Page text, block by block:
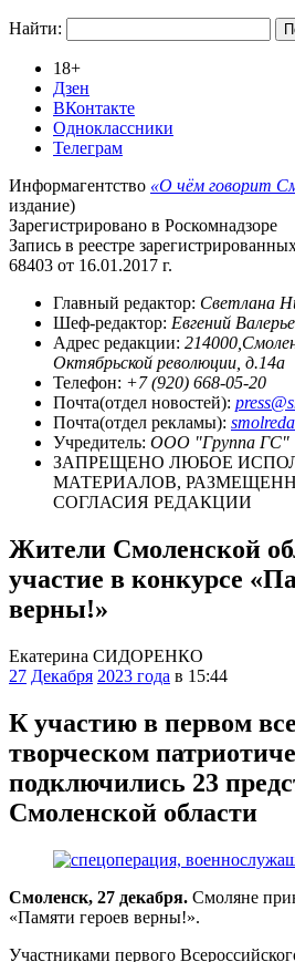
Найти:
18+
Дзен
ВКонтакте
Одноклассники
Телеграм
Информагентство «О чём говорит
издание)
Зарегистрировано в Роскомнадзоре
Запись в реестре
68403 от 16.01.2017 г.
Главный редактор: Светлана
Шеф-редактор: Евгений
Адрес редакции:
Октябрьской революции, д.14а
Телефон: +7 (920) 668-05-20
Почта(отдел новостей):
Почта(отдел рекламы):
Учредитель: ООО "Группа ГС"
ЗАПРЕЩЕНО ЛЮБОЕ
МАТЕРИАЛОВ,
СОГЛАСИЯ РЕДАКЦИИ
Жители Смоленской
участие в конкурсе
верны!»
Екатерина СИДОРЕНКО
27 Декабря 2023 года в 15:44
К участию в первом
творческом
подключились 23
Смоленской области
Смоленск, 27 декабря. Смоляне
«Памяти героев верны!».
Участниками первого